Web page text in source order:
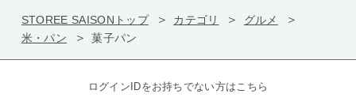
STOREE SAISONトップ カテゴリ
グルメ
米・パン
菓子パン
ログインIDをお持ちでない方はこちら